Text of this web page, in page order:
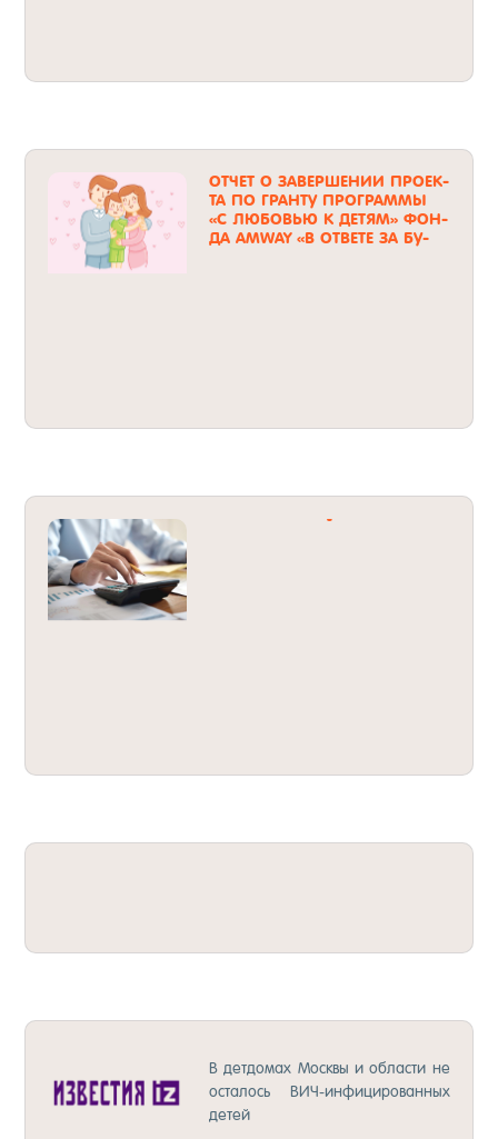
ОТ­ЧЕТ О ЗА­ВЕР­ШЕ­НИИ ПРО­ЕК­
ТА ПО ГРАН­ТУ ПРОГ­РАММЫ
«С ЛЮ­БОВЬЮ К ДЕ­ТЯМ» ФОН­
ДА AMWAY «В ОТ­ВЕ­ТЕ ЗА БУ­
В дет­до­мах Мос­квы и об­лас­ти не
ос­та­лось ВИЧ-ин­фи­ци­ро­ван­ных
де­тей